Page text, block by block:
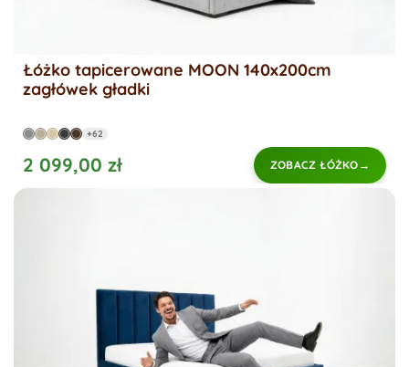
Łóżko tapicerowane MOON 140x200cm
zagłówek gładki
+62
2 099,00 zł ZOBACZ ŁÓŻKO